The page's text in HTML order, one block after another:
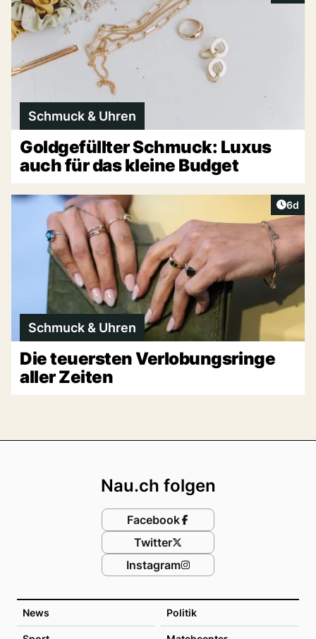
Schmuck & Uhren
Goldgefüllter Schmuck: Luxus
auch für das kleine Budget
6d
Schmuck & Uhren
Die teuersten Verlobungsringe
aller Zeiten
News Politik
Nau.ch folgen
Facebook
Twitter
Instagram